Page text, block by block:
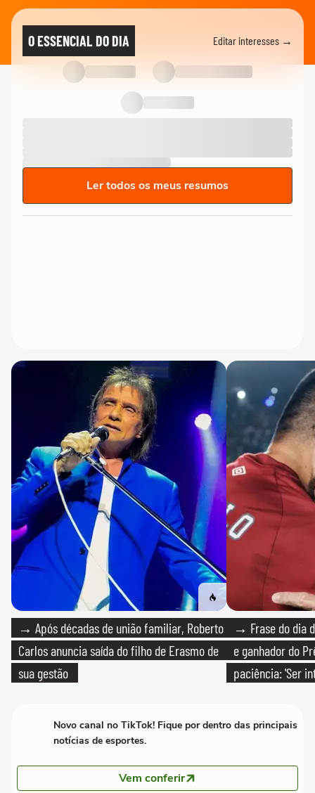
O ESSENCIAL DO DIA Editar interesses →
Ler todos os meus resumos
→ Após décadas de união familiar, Roberto
Carlos anuncia saída do filho de Erasmo de
sua gestão
→ Frase do dia
e ganhador do
paciência: 'Ser
Novo canal no TikTok! Fique por dentro das principais
notícias de esportes.
Vem conferir